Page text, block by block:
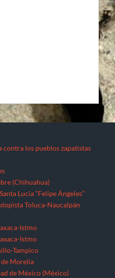
contra los pueblos zapatistas
(Chihuahua)
Lucía “Felipe Ángeles”
Toluca-Naucalpán
Istmo
Istmo
Tampico
de Morelia
de México (México)